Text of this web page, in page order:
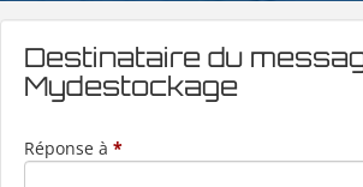
Destinataire du
Mydestockage
Réponse à *